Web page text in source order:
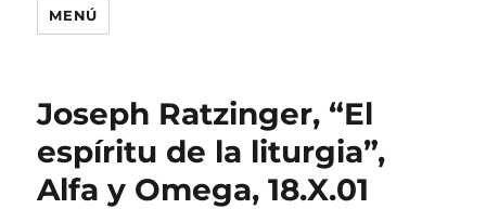
MENÚ
Joseph Ratzinger, “El
espíritu de la liturgia”,
Alfa y Omega, 18.X.01